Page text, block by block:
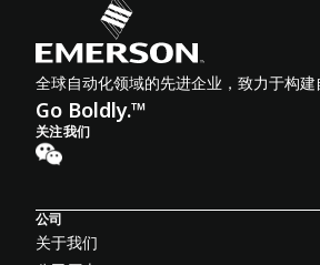
全球自动化领域的先进企业，致力于构建
Go Boldly.™
关注我们
公司
关于我们